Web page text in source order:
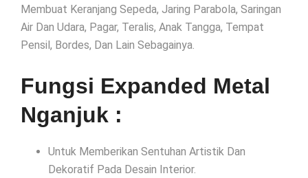
Membuat Keranjang Sepeda, Jaring Parabola, Saringan
Air Dan Udara, Pagar, Teralis, Anak Tangga, Tempat
Pensil, Bordes, Dan Lain Sebagainya.
Fungsi Expanded Metal
Nganjuk :
Untuk Memberikan Sentuhan Artistik Dan
Dekoratif Pada Desain Interior.